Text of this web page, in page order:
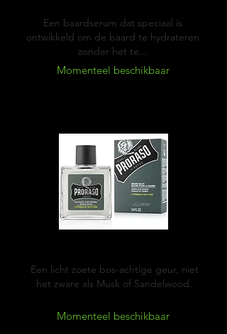
Een baardserum dat speciaal is
ontwikkeld om de baard te hydrateren
zonder het te...
Momenteel beschikbaar
Een licht zoete bos-achtige geur, niet
het zware als Musk of Sandelwood.
Momenteel beschikbaar